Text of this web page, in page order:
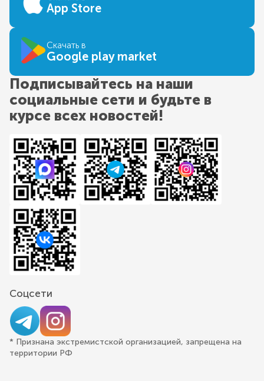
App Store
Скачать в
Google play market
Подписывайтесь на наши
социальные сети и будьте в
курсе всех новостей!
Соцсети
* Признана экстремистской организацией, запрещена на
территории РФ